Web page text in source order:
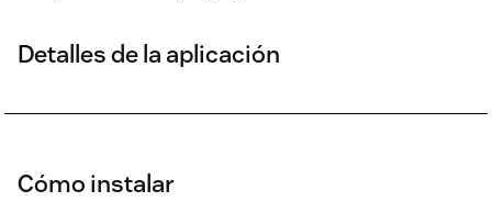
Detalles de la aplicación
Cómo instalar